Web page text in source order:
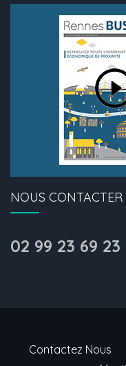
NOUS CONTACTER
02 99 23 69 23
Contactez Nous